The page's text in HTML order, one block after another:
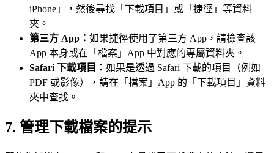
iPhone」，然後尋找「下載項目」或「捷徑」等資料
夾。
第三方 App： 如果捷徑使用了第三方 App，請檢查該
App 本身或在「檔案」App 中對應的專屬資料夾。
Safari 下載項目： 如果是透過 Safari 下載的項目（例如
PDF 或影像），請在「檔案」App 的「下載項目」資料
夾中查找。
7. 管理下載檔案的提示